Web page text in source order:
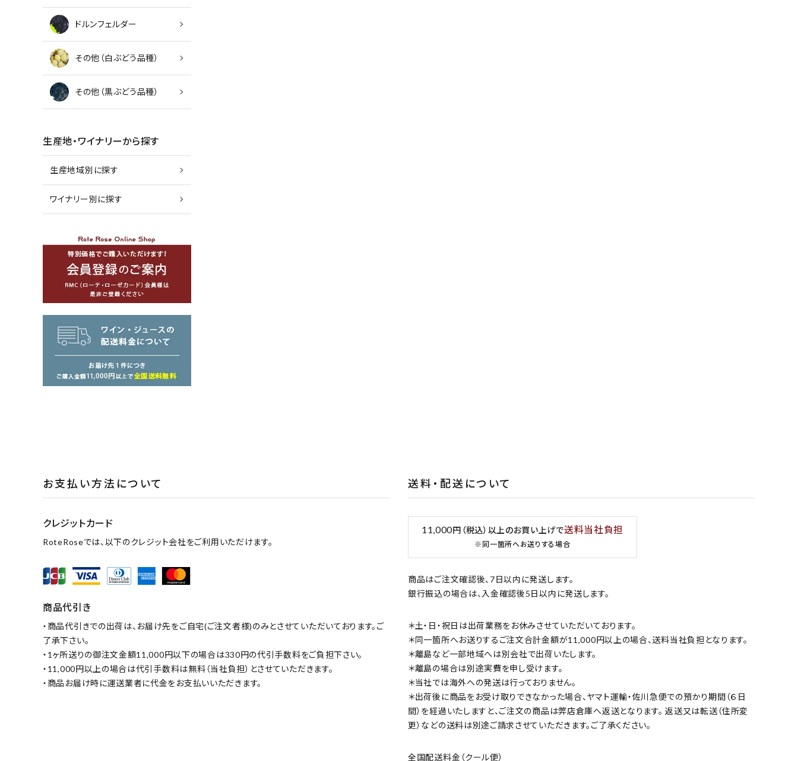
ドルンフェルダー
その他（白ぶどう品種）
その他（黒ぶどう品種）
生産地・ワイナリーから探す
生産地域別に探す
ワイナリー別に探す
お支払い方法について
クレジットカード
RoteRoseでは、以下のクレジット会社をご利用いただけます。
商品代引き
・商品代引きでの出荷は、お届け先をご自宅(ご注文者様)のみとさせていただいております。ご
了承下さい。
・1ヶ所送りの御注文金額11,000円以下の場合は330円の代引手数料をご負担下さい。
・11,000円以上の場合は代引手数料は無料（当社負担）とさせていただきます。
・商品お届け時に運送業者に代金をお支払いいただきます。
送料・配送について
11,000円（税込）以上のお買い上げで送料当社負担
※同一箇所へお送りする場合
商品はご注文確認後、7日以内に発送します。
銀行振込の場合は、入金確認後5日以内に発送します。
＊土・日・祝日は出荷業務をお休みさせていただいております。
＊同一箇所へお送りするご注文合計金額が11,000円以上の場合、送料当社負担となります。
＊離島など一部地域へは別会社で出荷いたします。
＊離島の場合は別途実費を申し受けます。
＊当社では海外への発送は行っておりません。
＊出荷後に商品をお受け取りできなかった場合、ヤマト運輸・佐川急便での預かり期間（６日
間）を経過いたしますと、ご注文の商品は弊店倉庫へ返送となります。 返送又は転送（住所変
更）などの送料は別途ご請求させていただきます。ご了承ください。
全国配送料金（クール便）